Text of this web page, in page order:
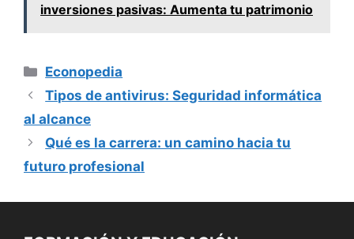
inversiones pasivas: Aumenta tu patrimonio
Categorías
Econopedia
Tipos de antivirus: Seguridad informática
al alcance
Qué es la carrera: un camino hacia tu
futuro profesional